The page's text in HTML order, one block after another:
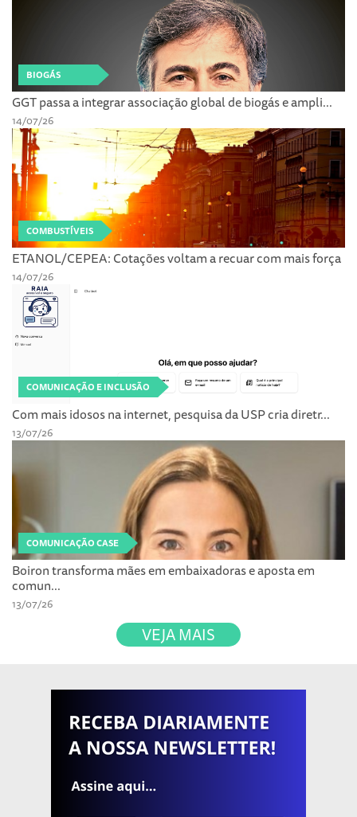
BIOGÁS
GGT passa a integrar associação global de biogás e ampli...
14/07/26
COMBUSTÍVEIS
ETANOL/CEPEA: Cotações voltam a recuar com mais força
14/07/26
COMUNICAÇÃO E INCLUSÃO
Com mais idosos na internet, pesquisa da USP cria diretr...
13/07/26
COMUNICAÇÃO CASE
Boiron transforma mães em embaixadoras e aposta em
comun...
13/07/26
VEJA MAIS